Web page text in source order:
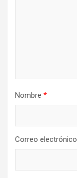
Nombre *
Correo electrónico